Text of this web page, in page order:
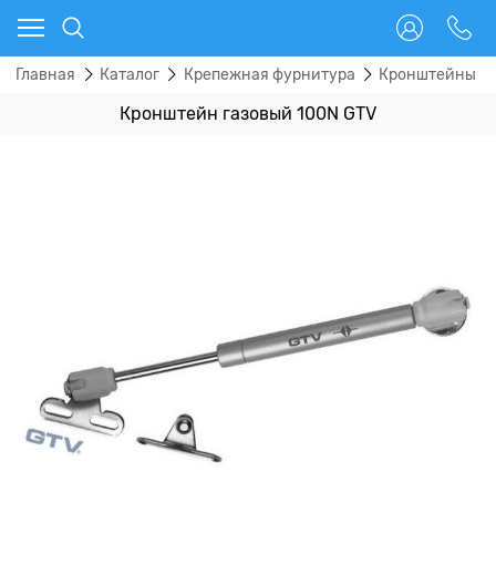
Главная Каталог Крепежная фурнитура Кронштейны
Кронштейн газовый 100N GTV